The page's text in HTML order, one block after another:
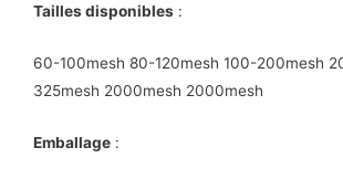
Tailles disponibles :
60-100mesh 80-120mesh 100-200mesh
325mesh 2000mesh 2000mesh
Emballage :